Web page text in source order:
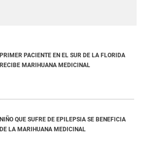
PRIMER PACIENTE EN EL SUR DE LA FLORIDA
RECIBE MARIHUANA MEDICINAL
NIÑO QUE SUFRE DE EPILEPSIA SE BENEFICIA
DE LA MARIHUANA MEDICINAL